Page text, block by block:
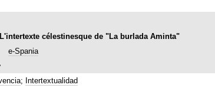
célestinesque de "La burlada Aminta"
e-Spania
; Intertextualidad